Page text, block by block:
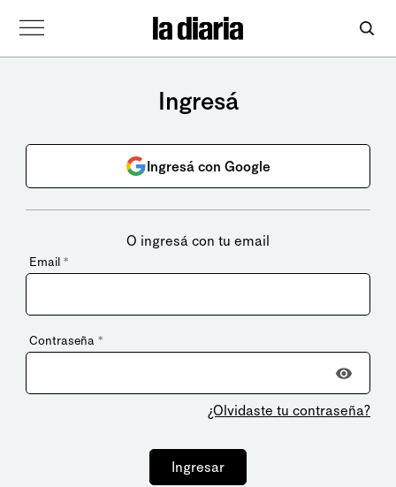
Ingresá
Ingresá con Google
O ingresá con tu email
Email *
Contraseña *
¿Olvidaste tu contraseña?
Ingresar